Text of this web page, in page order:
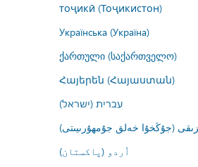
тоҷикӣ (Тоҷикистон)
Українська (Україна)
ქართული (საქართველო)
Հայերեն (Հայաստան)
עברית (ישראל)
(جۇڭخۇا خەلق جۇمھۇرىيىتى)
اُردو (پاکستان)